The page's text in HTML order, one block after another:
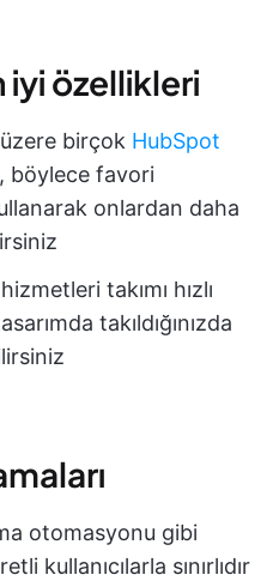
özellikleri
birçok HubSpot
böylece favori
onlardan daha
takımı hızlı
takıldığınızda
otomasyonu gibi
kullanıcılarla sınırlıdır